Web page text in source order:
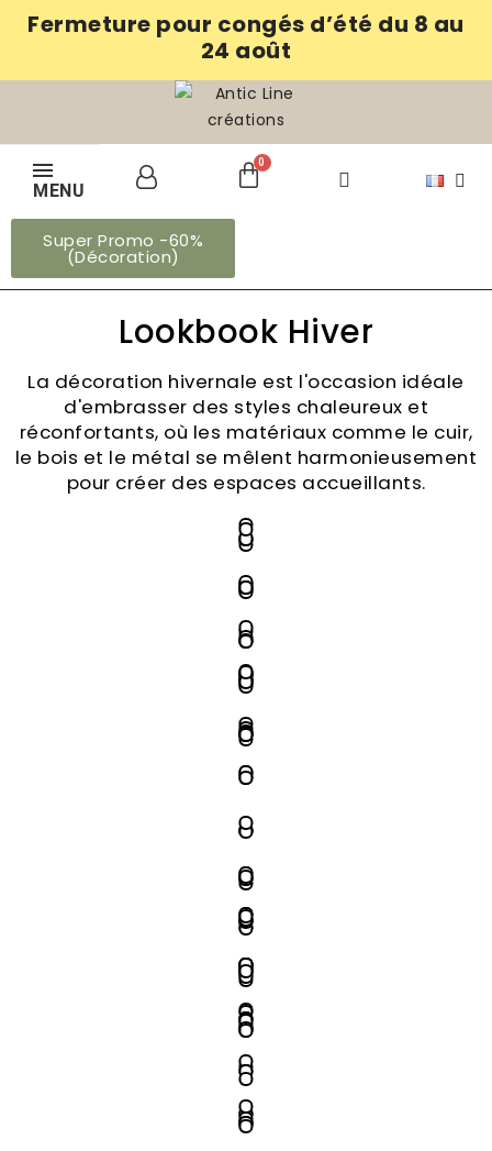
Fermeture pour congés d’été du 8 au
24 août
MENU
Super Promo -60%
(Décoration)
Lookbook Hiver
La décoration hivernale est l'occasion idéale
d'embrasser des styles chaleureux et
réconfortants, où les matériaux comme le cuir,
le bois et le métal se mêlent harmonieusement
pour créer des espaces accueillants.